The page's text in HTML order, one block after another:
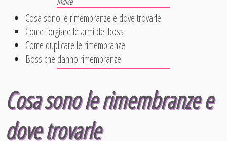
Cosa sono le rimembranze e dove trovarle
Come forgiare le armi dei boss
Come duplicare le rimembranze
Boss che danno rimembranze
Cosa sono le rimembranze e
dove trovarle